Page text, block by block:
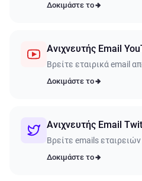
Δοκιμάστε το
Ανιχνευτής Email
Βρείτε εταιρικά email
Δοκιμάστε το
Ανιχνευτής Email
Βρείτε emails
Δοκιμάστε το